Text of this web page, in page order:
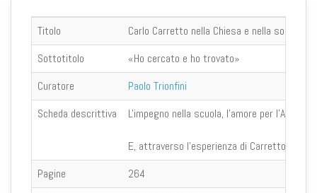
Titolo
Carlo Carretto nella Chiesa e nella società
Sottotitolo
«Ho cercato e ho trovato»
Curatore
Paolo Trionfini
Scheda descrittiva
L'impegno nella scuola, l'amore per
E, attraverso l'esperienza di Carretto, si
Pagine
264